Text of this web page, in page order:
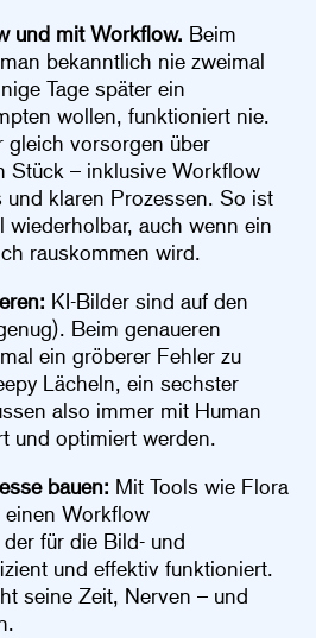
und mit Workflow. Beim
bekanntlich nie zweimal
Tage später ein
wollen, funktioniert nie.
gleich vorsorgen über
Stück – inklusive Workflow
klaren Prozessen. So ist
wiederholbar, auch wenn ein
rauskommen wird.
KI-Bilder sind auf den
Beim genaueren
ein gröberer Fehler zu
Lächeln, ein sechster
also immer mit Human
und optimiert werden.
bauen: Mit Tools wie Flora
einen Workflow
für die Bild- und
und effektiv funktioniert.
seine Zeit, Nerven – und